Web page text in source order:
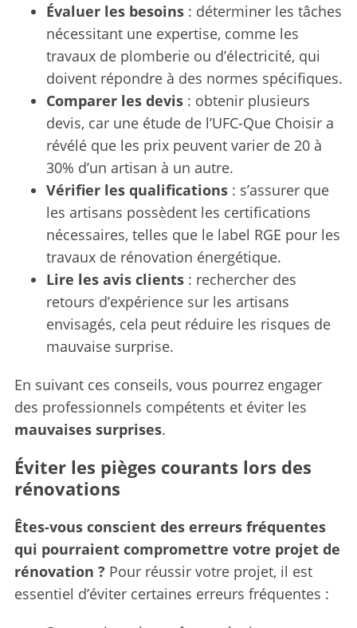
Évaluer les besoins: déterminer les tâches
nécessitant une expertise, comme les
travaux de plomberie ou d’électricité, qui
doivent répondre à des normes spécifiques.
Comparer les devis: obtenir plusieurs
devis, car une étude de l’UFC-Que Choisir a
révélé que les prix peuvent varier de 20 à
30% d’un artisan à un autre.
Vérifier les qualifications: s’assurer que
les artisans possèdent les certifications
nécessaires, telles que le label RGE pour les
travaux de rénovation énergétique.
Lire les avis clients: rechercher des
retours d’expérience sur les artisans
envisagés, cela peut réduire les risques de
mauvaise surprise.
En suivant ces conseils, vous pourrez engager
des professionnels compétents et éviter les
mauvaises surprises.
Éviter les pièges courants lors des
rénovations
Êtes-vous conscient des erreurs fréquentes
qui pourraient compromettre votre projet de
rénovation ? Pour réussir votre projet, il est
essentiel d’éviter certaines erreurs fréquentes :